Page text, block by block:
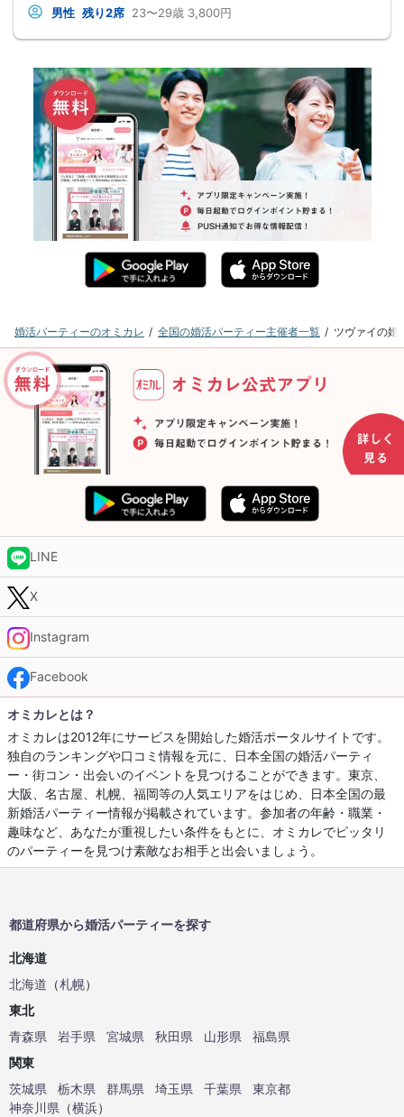
男性 残り2席 23〜29歳 3,800円
婚活パーティーのオミカレ 全国の婚活パーティー主催者一覧 ツヴァイの婚
LINE
X
Instagram
Facebook
オミカレとは？
オミカレは2012年にサービスを開始した婚活ポータルサイトです。
独自のランキングや口コミ情報を元に、日本全国の婚活パーティ
ー・街コン・出会いのイベントを見つけることができます。東京、
大阪、名古屋、札幌、福岡等の人気エリアをはじめ、日本全国の最
新婚活パーティー情報が掲載されています。参加者の年齢・職業・
趣味など、あなたが重視したい条件をもとに、オミカレでピッタリ
のパーティーを見つけ素敵なお相手と出会いましょう。
都道府県から婚活パーティーを探す
北海道
北海道 （札幌）
東北
青森県
岩手県 宮城県 秋田県 山形県
福島県
関東
茨城県
栃木県 群馬県 埼玉県 千葉県
東京都
神奈川県 （横浜）